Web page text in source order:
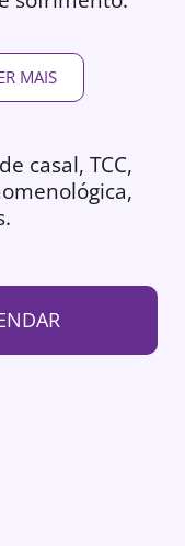
MAIS
casal, TCC,